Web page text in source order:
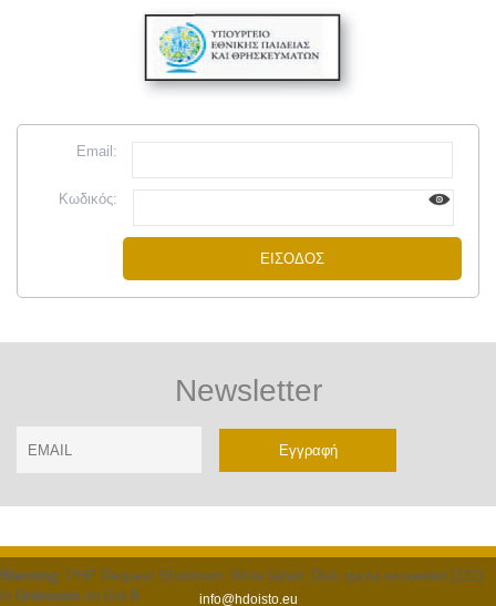
Email:
Κωδικός:
Newsletter
info@hdoisto.eu
Warning: PHP Request Shutdown: Write failed: Disk quota exceeded (122)
in Unknown on line 0